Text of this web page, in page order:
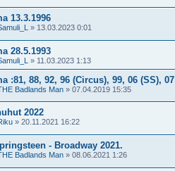
13.3.1996
» 13.03.2023 0:01
28.5.1993
» 11.03.2023 1:13
:81, 88, 92, 96 (Circus), 99, 06 (SS), 07
Badlands Man » 07.04.2019 15:35
2022
» 20.11.2021 16:22
- Broadway 2021.
Badlands Man » 08.06.2021 1:26